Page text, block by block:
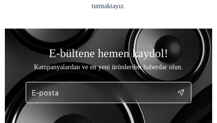
tutmaktayız.
E-bültene hemen kaydol!
Kampanyalardan ve en yeni ürünlerden haberdar olun.